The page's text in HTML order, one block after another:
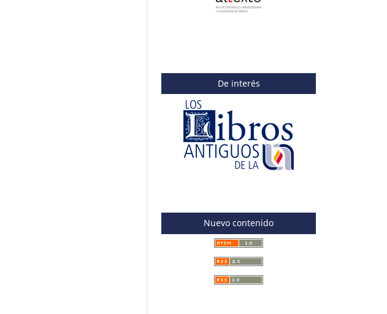
De interés
Nuevo contenido